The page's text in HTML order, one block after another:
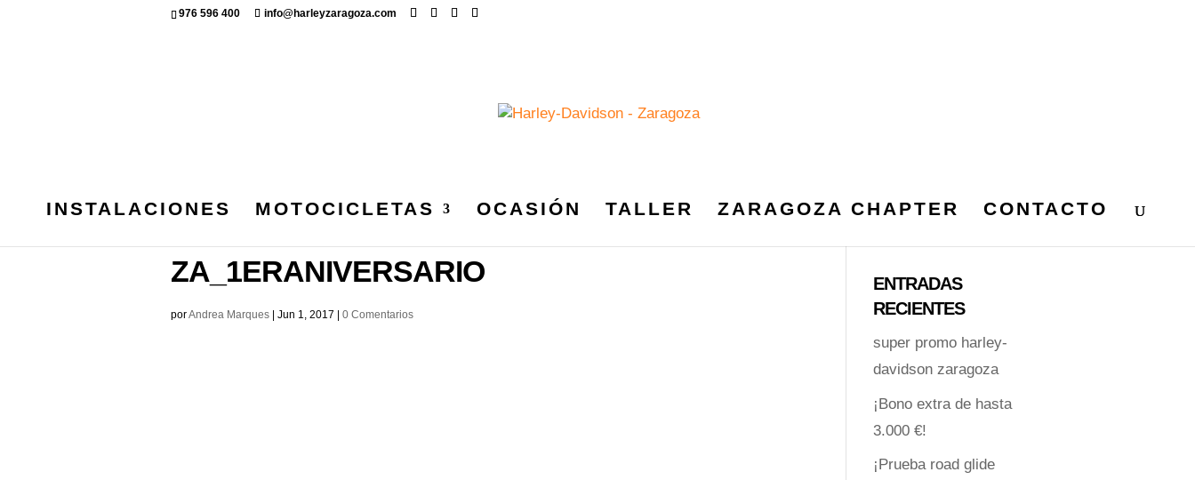
976 596 400 info@harleyzaragoza.com
INSTALACIONES MOTOCICLETAS OCASIÓN TALLER ZARAGOZA CHAPTER CONTACTO
ZA_1ERANIVERSARIO
porAndrea Marques Jun 1, 2017 0 Comentarios
ENTRADAS
RECIENTES
super promo harley-
davidson zaragoza
¡Bono extra de hasta
3.000 €!
¡Prueba road glide